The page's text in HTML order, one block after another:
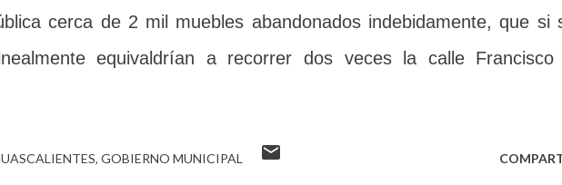
cerca de 2 mil muebles abandonados indebidamente, que si
equivaldrían a recorrer dos veces la calle Francisco
GOBIERNO MUNICIPAL